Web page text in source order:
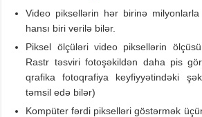
Video piksellərin hər birinə
hansı biri verilə bilər.
Piksel ölçüləri video piksellərin
Rastr təsviri fotoşəkildən daha pis
qrafika fotoqrafiya keyfiyyətindəki
təmsil edə bilər)
Kompüter fərdi pikselləri göstərmək